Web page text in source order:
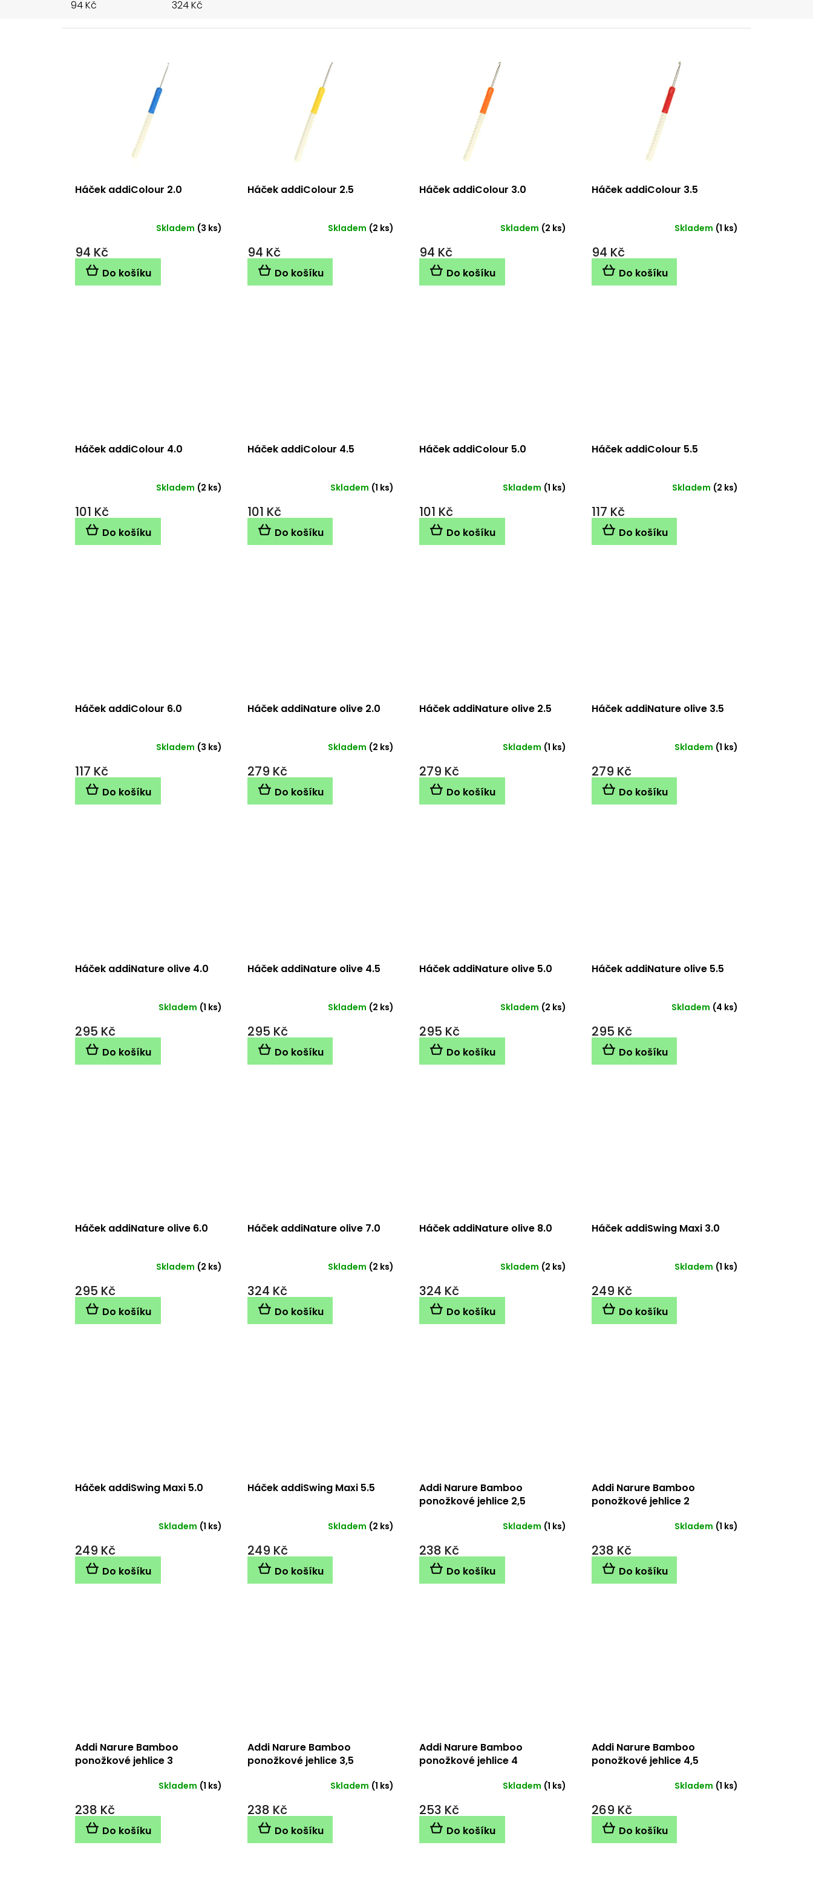
94Kč 324Kč
Háček addiColour 2.0
Skladem (3 ks)
94 Kč
Do košíku
Háček addiColour 2.5
Skladem (2 ks)
94 Kč
Do košíku
Háček addiColour 3.0
Skladem (2 ks)
94 Kč
Do košíku
Háček addiColour 3.5
Skladem (1 ks)
94 Kč
Do košíku
Háček addiColour 4.0
Skladem (2 ks)
101 Kč
Do košíku
Háček addiColour 4.5
Skladem (1 ks)
101 Kč
Do košíku
Háček addiColour 5.0
Skladem (1 ks)
101 Kč
Do košíku
Háček addiColour 5.5
Skladem (2 ks)
117 Kč
Do košíku
Háček addiColour 6.0
Skladem (3 ks)
117 Kč
Do košíku
Háček addiNature olive 2.0
Skladem (2 ks)
279 Kč
Do košíku
Háček addiNature olive 2.5
Skladem (1 ks)
279 Kč
Do košíku
Háček addiNature olive 3.5
Skladem (1 ks)
279 Kč
Do košíku
Háček addiNature olive 4.0
Skladem (1 ks)
295 Kč
Do košíku
Háček addiNature olive 4.5
Skladem (2 ks)
295 Kč
Do košíku
Háček addiNature olive 5.0
Skladem (2 ks)
295 Kč
Do košíku
Háček addiNature olive 5.5
Skladem (4 ks)
295 Kč
Do košíku
Háček addiNature olive 6.0
Skladem (2 ks)
295 Kč
Do košíku
Háček addiNature olive 7.0
Skladem (2 ks)
324 Kč
Do košíku
Háček addiNature olive 8.0
Skladem (2 ks)
324 Kč
Do košíku
Háček addiSwing Maxi 3.0
Skladem (1 ks)
249 Kč
Do košíku
Háček addiSwing Maxi 5.0
Skladem (1 ks)
249 Kč
Do košíku
Háček addiSwing Maxi 5.5
Skladem (2 ks)
249 Kč
Do košíku
Addi Narure Bamboo
ponožkové jehlice 2,5
Skladem (1 ks)
238 Kč
Do košíku
Addi Narure Bamboo
ponožkové jehlice 2
Skladem (1 ks)
238 Kč
Do košíku
Addi Narure Bamboo
ponožkové jehlice 3
Skladem (1 ks)
238 Kč
Do košíku
Addi Narure Bamboo
ponožkové jehlice 3,5
Skladem (1 ks)
238 Kč
Do košíku
Addi Narure Bamboo
ponožkové jehlice 4
Skladem (1 ks)
253 Kč
Do košíku
Addi Narure Bamboo
ponožkové jehlice 4,5
Skladem (1 ks)
269 Kč
Do košíku